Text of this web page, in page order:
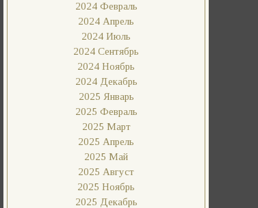
2024 Февраль
2024 Апрель
2024 Июль
2024 Сентябрь
2024 Ноябрь
2024 Декабрь
2025 Январь
2025 Февраль
2025 Март
2025 Апрель
2025 Май
2025 Август
2025 Ноябрь
2025 Декабрь